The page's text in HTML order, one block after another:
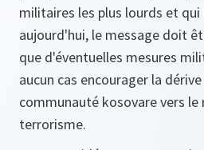
militaires les plus lourds et
aujourd'hui, le message doit
que d'éventuelles mesures
aucun cas encourager la
communauté kosovare vers
terrorisme.